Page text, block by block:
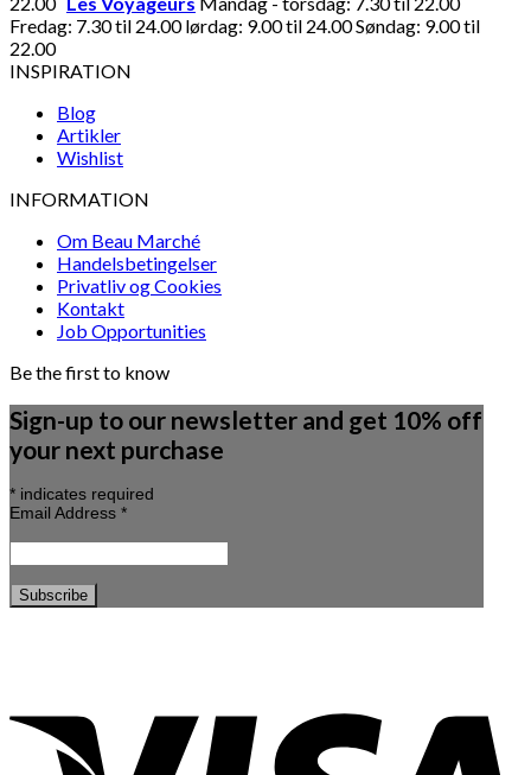
Fredag: 7.30 til 24.00 lørdag: 9.00 til 24.00 Søndag: 9.00 til
22.00
INSPIRATION
Blog
Artikler
Wishlist
INFORMATION
Om Beau Marché
Handelsbetingelser
Privatliv og Cookies
Kontakt
Job Opportunities
Be the first to know
Sign-up to our newsletter and get 10% off
your next purchase
* indicates required
Email Address *